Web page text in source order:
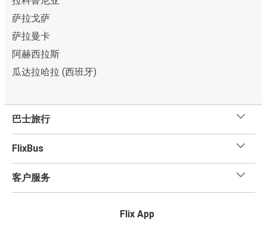
萨拉戈萨
萨拉曼卡
阿赫西拉斯
瓜达拉哈拉 (西班牙)
巴士旅行
FlixBus
客户服务
Flix App